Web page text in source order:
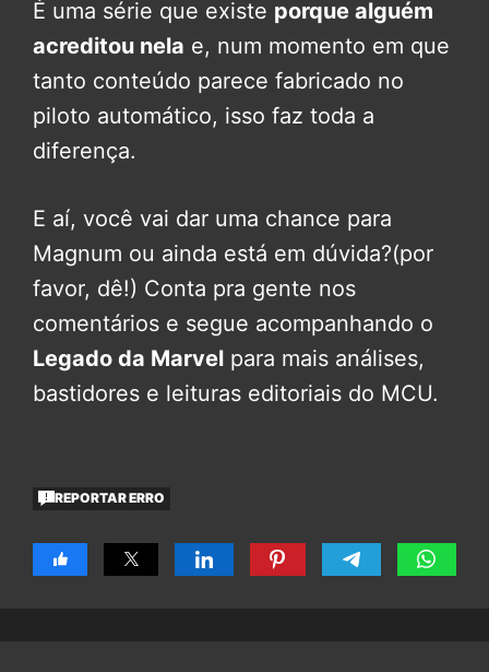
É uma série que existe porque alguém
acreditou nela e, num momento em que
tanto conteúdo parece fabricado no
piloto automático, isso faz toda a
diferença.
E aí, você vai dar uma chance para
Magnum ou ainda está em dúvida?(por
favor, dê!) Conta pra gente nos
comentários e segue acompanhando o
Legado da Marvel para mais análises,
bastidores e leituras editoriais do MCU.
REPORTAR ERRO